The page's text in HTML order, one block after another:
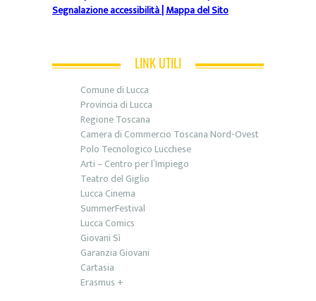
Segnalazione accessibilità|Mappa del Sito
LINK UTILI
Comune di Lucca
Provincia di Lucca
Regione Toscana
Camera di Commercio Toscana Nord-Ovest
Polo Tecnologico Lucchese
Arti – Centro per l’Impiego
Teatro del Giglio
Lucca Cinema
SummerFestival
Lucca Comics
Giovani Sì
Garanzia Giovani
Cartasia
Erasmus +